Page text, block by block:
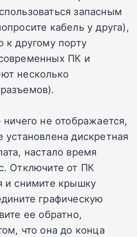
запасным
кабель у друга),
к другому порту
ПК и
несколько
не отображается,
дискретная
настало время
Отключите от ПК
и снимите крышку
графическую
ее обратно,
что она до конца